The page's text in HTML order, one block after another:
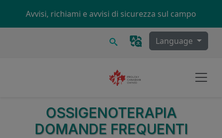
Avvisi, richiami e avvisi di sicurezza sul campo
Ricerca Language
OSSIGENOTERAPIA
DOMANDE FREQUENTI